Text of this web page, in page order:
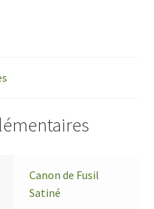
Canon de Fusil
Satiné